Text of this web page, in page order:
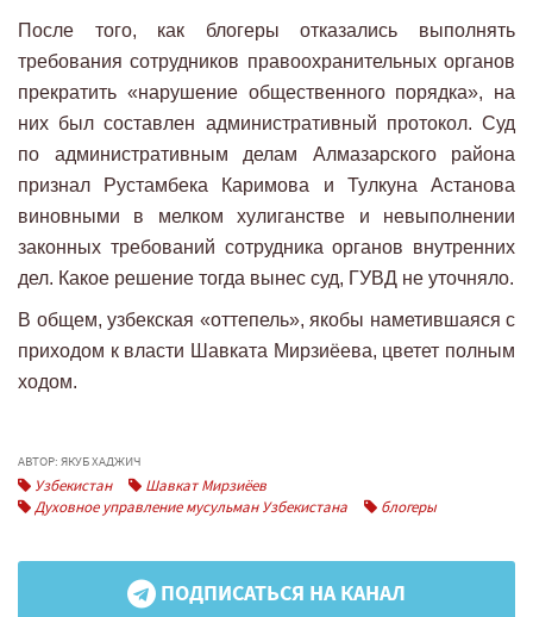
После того, как блогеры отказались выполнять
требования сотрудников правоохранительных органов
прекратить «нарушение общественного порядка», на
них был составлен административный протокол. Суд
по административным делам Алмазарского района
признал Рустамбека Каримова и Тулкуна Астанова
виновными в мелком хулиганстве и невыполнении
законных требований сотрудника органов внутренних
дел. Какое решение тогда вынес суд, ГУВД не уточняло.
В общем, узбекская «оттепель», якобы наметившаяся с
приходом к власти Шавката Мирзиёева, цветет полным
ходом.
АВТОР: ЯКУБ ХАДЖИЧ
Узбекистан
Шавкат Мирзиёев
Духовное управление мусульман Узбекистана
блогеры
ПОДПИСАТЬСЯ НА КАНАЛ